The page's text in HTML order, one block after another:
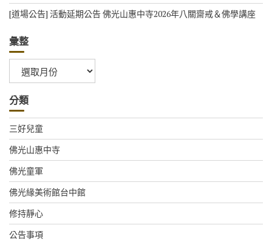
[道場公告] 活動延期公告 佛光山惠中寺2026年八關齋戒＆佛學講座
彙整
整
分類
三好兒童
佛光山惠中寺
佛光童軍
佛光緣美術館台中館
修持靜心
公告事項